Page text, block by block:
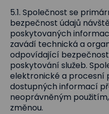
5.1. Společnost se
bezpečnost údajů
poskytovaných
zavádí technická a
odpovídající
poskytování služeb.
elektronické a procesní
dostupných informací
neoprávněným
změnou.